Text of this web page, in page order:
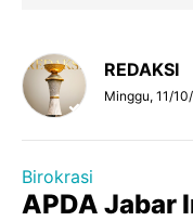
REDAKSI
Minggu, 11/
Birokrasi
APDA Jabar